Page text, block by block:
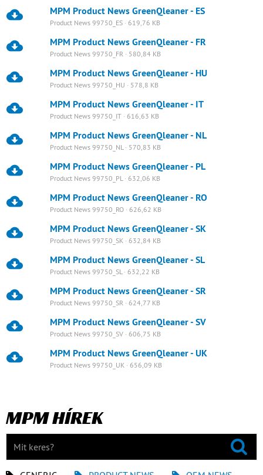
MPM Product News GreenQleaner - ES
Product News 99750_ES · 619,76 KB
MPM Product News GreenQleaner - FR
Product News 99750_FR · 580,84 KB
MPM Product News GreenQleaner - HU
Product News 99750_HU · 578,8 KB
MPM Product News GreenQleaner - IT
Product News 99750_IT · 616,63 KB
MPM Product News GreenQleaner - NL
Product News 99750_NL · 570,83 KB
MPM Product News GreenQleaner - PL
Product News 99750_PL · 632,06 KB
MPM Product News GreenQleaner - RO
Product News 99750_RO · 626,62 KB
MPM Product News GreenQleaner - SK
Product News 99750_SK · 632,84 KB
MPM Product News GreenQleaner - SL
Product News 99750_SL · 632,22 KB
MPM Product News GreenQleaner - SR
Product News 99750_SR · 624,77 KB
MPM Product News GreenQleaner - SV
Product News 99750_SV · 606,75 KB
MPM Product News GreenQleaner - UK
Product News 99750_UK · 656,09 KB
MPM HÍREK